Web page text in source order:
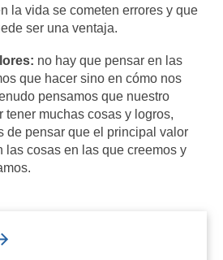
la vida se cometen errores y que
ser una ventaja.
no hay que pensar en las
que hacer sino en cómo nos
pensamos que nuestro
tener muchas cosas y logros,
de pensar que el principal valor
las cosas en las que creemos y